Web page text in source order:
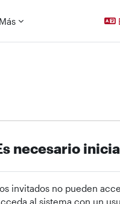
Más
necesario
invitados no pueden
al sistema con un